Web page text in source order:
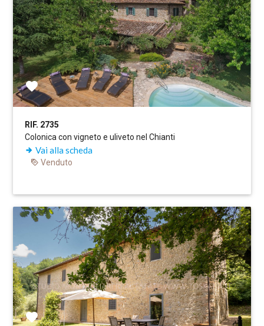
RIF. 2735
Colonica con vigneto e uliveto nel Chianti
Vai alla scheda
Venduto